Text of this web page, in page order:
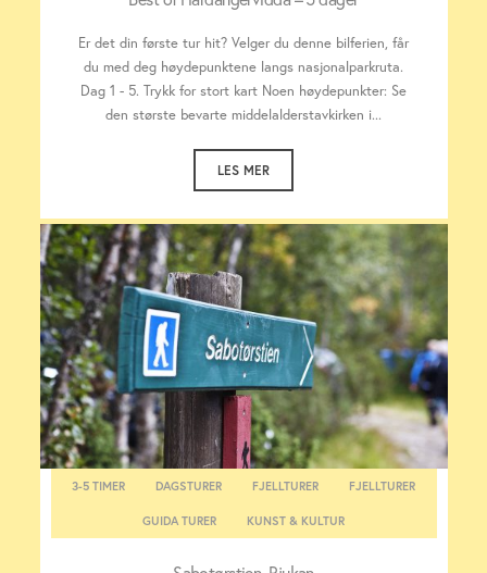
Er det din første tur hit? Velger du denne bilferien, får
du med deg høydepunktene langs nasjonalparkruta.
Dag 1 - 5. Trykk for stort kart Noen høydepunkter: Se
den største bevarte middelalderstavkirken i...
LES MER
3-5 TIMER DAGSTURER FJELLTURER FJELLTURER
GUIDA TURER KUNST & KULTUR